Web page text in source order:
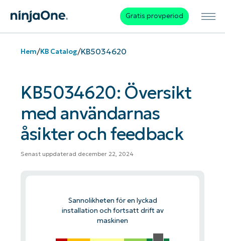
Gratis provperiod
Hem/KB Catalog/KB5034620
KB5034620: Översikt
med användarnas
åsikter och feedback
Senast uppdaterad december 22, 2024
Sannolikheten för en lyckad
installation och fortsatt drift av
maskinen